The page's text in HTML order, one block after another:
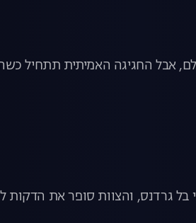
אבל החגיגה האמיתית תתחיל
בל גרדנס, והצוות סופר את